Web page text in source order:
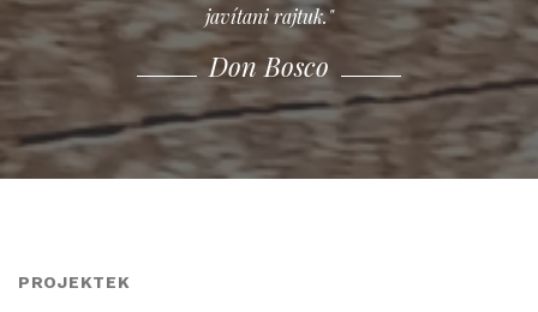
Don Bosco
javítani rajtuk."
Don Bosco
Don Bosco
PROJEKTEK